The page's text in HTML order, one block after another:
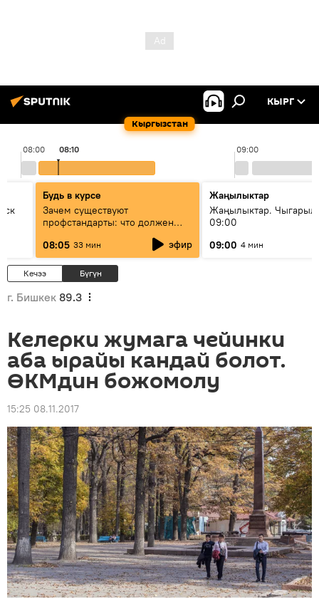
Кыргызстан
КЫРГ
08:00 09:00
08:10
Будь в курсе
Зачем существуют
профстандарты: что должен
знать каждый специалист о
своей профессии
08:05 33 мин эфир
Жаңылыктар
Жаңылыктар.
09:00
09:00 4 мин
Кечээ Бүгүн
г. Бишкек 89.3
Келерки жумага чейинки
аба ырайы кандай болот.
ӨКМдин божомолу
15:25 08.11.2017